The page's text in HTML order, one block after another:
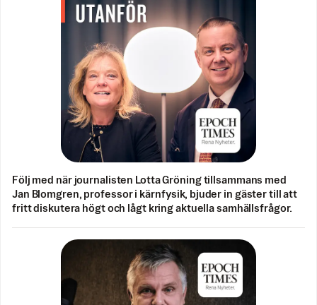
Följ med när journalisten Lotta Gröning tillsammans med
Jan Blomgren, professor i kärnfysik, bjuder in gäster till att
fritt diskutera högt och lågt kring aktuella samhällsfrågor.